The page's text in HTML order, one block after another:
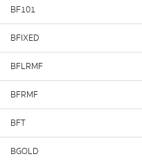
BF101
BFIXED
BFLRMF
BFRMF
BFT
BGOLD